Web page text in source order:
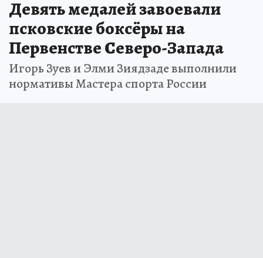
Девять медалей завоевали
псковские боксёры на
Первенстве Северо-Запада
Игорь Зуев и Элми Зиядзаде выполнили
нормативы Мастера спорта России